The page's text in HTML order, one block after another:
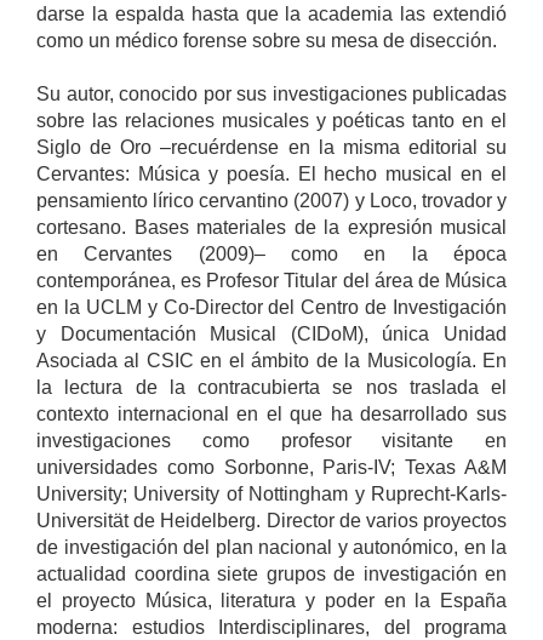
darse la espalda hasta que la academia las extendió
como un médico forense sobre su mesa de disección.
Su autor, conocido por sus investigaciones publicadas
sobre las relaciones musicales y poéticas tanto en el
Siglo de Oro –recuérdense en la misma editorial su
Cervantes: Música y poesía. El hecho musical en el
pensamiento lírico cervantino (2007) y Loco, trovador y
cortesano. Bases materiales de la expresión musical
en Cervantes (2009)– como en la época
contemporánea, es Profesor Titular del área de Música
en la UCLM y Co-Director del Centro de Investigación
y Documentación Musical (CIDoM), única Unidad
Asociada al CSIC en el ámbito de la Musicología. En
la lectura de la contracubierta se nos traslada el
contexto internacional en el que ha desarrollado sus
investigaciones como profesor visitante en
universidades como Sorbonne, Paris-IV; Texas A&M
University; University of Nottingham y Ruprecht-Karls-
Universität de Heidelberg. Director de varios proyectos
de investigación del plan nacional y autonómico, en la
actualidad coordina siete grupos de investigación en
el proyecto Música, literatura y poder en la España
moderna: estudios Interdisciplinares, del programa